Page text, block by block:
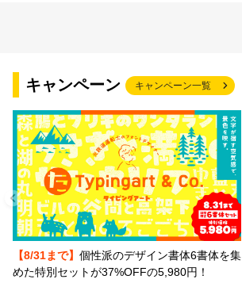
キャンペーン キャンペーン一覧
【8/31まで】 個性派のデザイン書体6書体を集
めた特別セットが37%OFFの5,980円！